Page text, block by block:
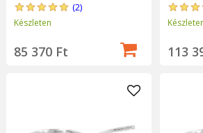
(2)
Készleten
85 370 Ft 113